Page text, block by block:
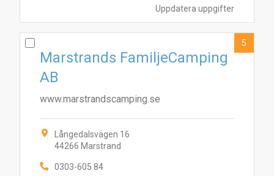
Uppdatera uppgifter
Marstrands FamiljeCamping
AB
www.marstrandscamping.se
Långedalsvägen 16
44266 Marstrand
0303-605 84
5